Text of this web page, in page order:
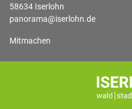
58634 Iserlohn
panorama@iserlohn.de
Mitmachen